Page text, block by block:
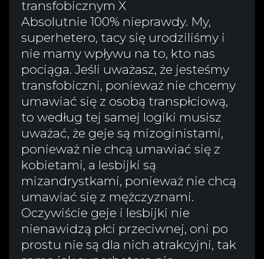
transfobicznym X
Absolutnie 100% nieprawdy. My,
superhetero, tacy się urodziliśmy i
nie mamy wpływu na to, kto nas
pociąga. Jeśli uważasz, że jesteśmy
transfobiczni, ponieważ nie chcemy
umawiać się z osobą transpłciową,
to według tej samej logiki musisz
uważać, że geje są mizoginistami,
ponieważ nie chcą umawiać się z
kobietami, a lesbijki są
mizandrystkami, ponieważ nie chcą
umawiać się z mężczyznami.
Oczywiście geje i lesbijki nie
nienawidzą płci przeciwnej, oni po
prostu nie są dla nich atrakcyjni, tak